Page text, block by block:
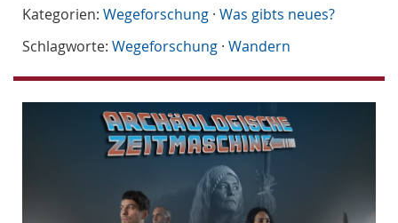
Kategorien: Wegeforschung · Was gibts neues?
Schlagworte: Wegeforschung · Wandern